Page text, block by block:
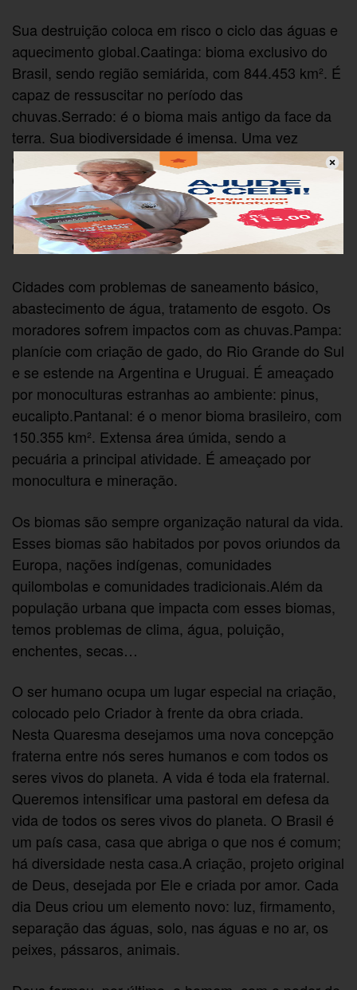
Sua destruição coloca em risco o ciclo das águas e
aquecimento global.Caatinga: bioma exclusivo do
Brasil, sendo região semiárida, com 844.453 km². É
capaz de ressuscitar no período das
chuvas.Serrado: é o bioma mais antigo da face da
terra. Sua biodiversidade é imensa. Uma vez
extinto, não tem mais poder de regeneração.
Compreende 22,65% do território nacional.Mata
Atlântica, com floresta tropical: é uma área de
1.315.460km², rica em biodiversidade, com grande
concentração urbana (120 milhões de brasileiros).
Cidades com problemas de saneamento básico,
abastecimento de água, tratamento de esgoto. Os
moradores sofrem impactos com as chuvas.Pampa:
planície com criação de gado, do Rio Grande do Sul
e se estende na Argentina e Uruguai. É ameaçado
por monoculturas estranhas ao ambiente: pinus,
eucalipto.Pantanal: é o menor bioma brasileiro, com
150.355 km². Extensa área úmida, sendo a
pecuária a principal atividade. É ameaçado por
monocultura e mineração.
Os biomas são sempre organização natural da vida.
Esses biomas são habitados por povos oriundos da
Europa, nações indígenas, comunidades
quilombolas e comunidades tradicionais.Além da
população urbana que impacta com esses biomas,
temos problemas de clima, água, poluição,
enchentes, secas…
O ser humano ocupa um lugar especial na criação,
colocado pelo Criador à frente da obra criada.
Nesta Quaresma desejamos uma nova concepção
fraterna entre nós seres humanos e com todos os
seres vivos do planeta. A vida é toda ela fraternal.
Queremos intensificar uma pastoral em defesa da
vida de todos os seres vivos do planeta. O Brasil é
um país casa, casa que abriga o que nos é comum;
há diversidade nesta casa.A criação, projeto original
de Deus, desejada por Ele e criada por amor. Cada
dia Deus criou um elemento novo: luz, firmamento,
separação das águas, solo, nas águas e no ar, os
peixes, pássaros, animais.